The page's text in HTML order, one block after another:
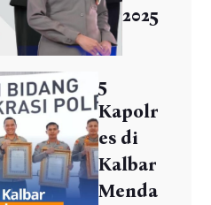
2025
5
Kapolr
es di
Kalbar
Menda